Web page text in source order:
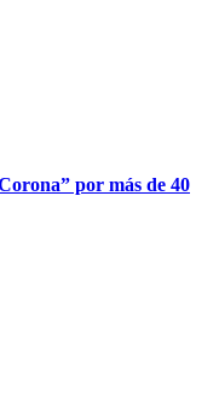
por más de 40